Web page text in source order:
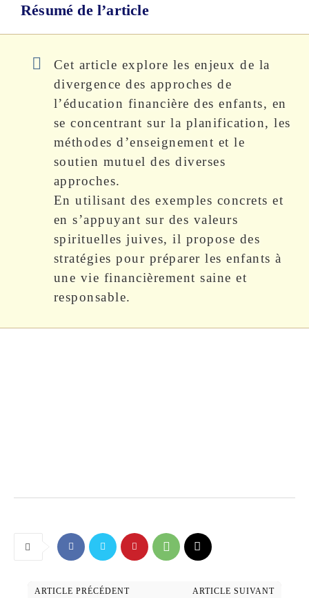
Résumé de l’article
Cet article explore les enjeux de la
divergence des approches de
l’éducation financière des enfants, en
se concentrant sur la planification, les
méthodes d’enseignement et le
soutien mutuel des diverses
approches.
En utilisant des exemples concrets et
en s’appuyant sur des valeurs
spirituelles juives, il propose des
stratégies pour préparer les enfants à
une vie financièrement saine et
responsable.
ARTICLE PRÉCÉDENT ARTICLE SUIVANT